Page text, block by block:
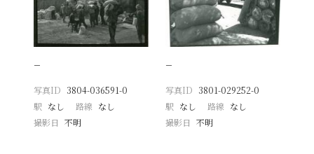
−
写真ID 3804-036591-0
駅 なし 路線 なし
撮影日
不明
−
写真ID 3801-029252-0
駅 なし 路線 なし
撮影日 不明